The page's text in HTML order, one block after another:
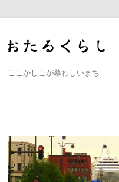
ここかしこが慕わしいまち